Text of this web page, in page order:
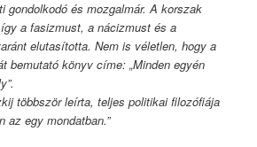
gondolkodó és mozgalmár. A korszak
a fasizmust, a nácizmust és a
elutasította. Nem is véletlen, hogy a
bemutató könyv címe: „Minden egyén
többször leírta, teljes politikai filozófiája
az egy mondatban.”